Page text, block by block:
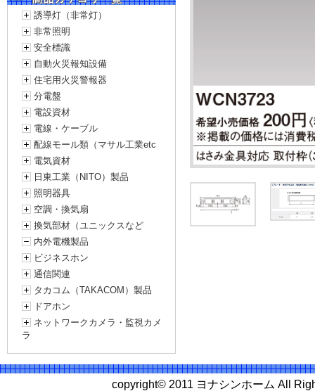
誘導灯（非常灯）
非常照明
安全標識
自動火災報知設備
住宅用火災警報器
分電盤
電設資材
電線・ケーブル
配線モール類（マサル工業etc
電気資材
日東工業（NITO）製品
照明器具
空調・換気扇
換気部材（ユニックスなど
内外電機製品
ビジネスホン
通信関連
タカコム（TAKACOM）製品
ドアホン
ネットワークカメラ・監視カメ
ラ
copyright© 2011 ヨナシンホーム All